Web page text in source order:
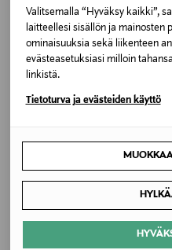
Valitsemalla “Hyväksy kaikki”,
laitteellesi sisällön ja mainosten
ominaisuuksia sekä liikenteen
evästeasetuksiasi milloin
linkistä.
Tietoturva ja evästeiden käyttö
Valmistusmaa
Turkki
Valmistajan tuotenumero
Valmistaja
ALE –40%